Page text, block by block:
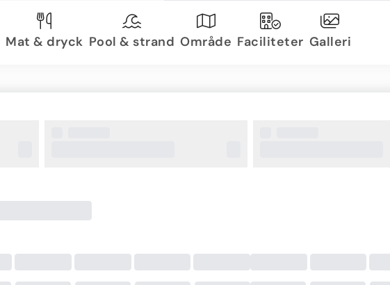
Mat & dryck Pool & strand Område Faciliteter Galleri